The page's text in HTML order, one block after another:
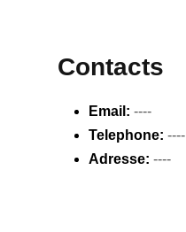
Contacts
Email: ----
Telephone: ----
Adresse: ----